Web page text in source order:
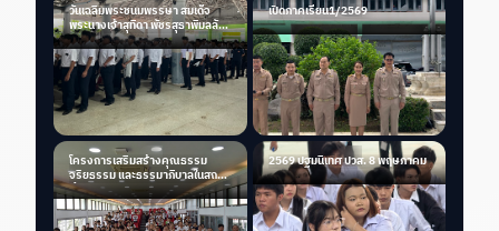
วันเฉลิมพระชนมพรรษา สมเด็จ
พระนางเจ้าสุทิดา พัชรสุธาพิมลลัก
ษณ พระบรมราชินี
เปิดภาคเรียน1/2569
โครงการเสริมสร้างคุณธรรม
จริยธรรม และธรรมาภิบาลในสถาน
ศึกษา
2569 ปฐมนิเทศ ปวส. 8 พฤษภาคม